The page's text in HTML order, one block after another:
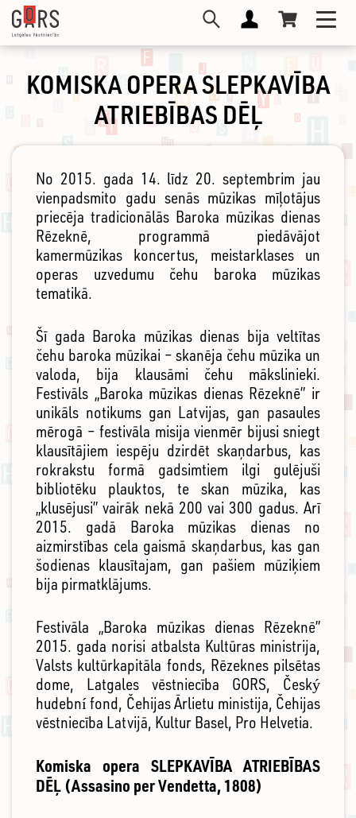
Pārlekt
galveno
saturu
KOMISKA OPERA SLEPKAVĪBA
ATRIEBĪBAS DĒĻ
No 2015. gada 14. līdz 20. septembrim jau
vienpadsmito gadu senās mūzikas mīļotājus
priecēja tradicionālās Baroka mūzikas dienas
Rēzeknē, programmā piedāvājot
kamermūzikas koncertus, meistarklases un
operas uzvedumu čehu baroka mūzikas
tematikā.
Šī gada Baroka mūzikas dienas bija veltītas
čehu baroka mūzikai – skanēja čehu mūzika un
valoda, bija klausāmi čehu mākslinieki.
Festivāls „Baroka mūzikas dienas Rēzeknē” ir
unikāls notikums gan Latvijas, gan pasaules
mērogā – festivāla misija vienmēr bijusi sniegt
klausītājiem iespēju dzirdēt skaņdarbus, kas
rokrakstu formā gadsimtiem ilgi gulējuši
bibliotēku plauktos, te skan mūzika, kas
„klusējusi” vairāk nekā 200 vai 300 gadus. Arī
2015. gadā Baroka mūzikas dienas no
aizmirstības cela gaismā skaņdarbus, kas gan
šodienas klausītajam, gan pašiem mūziķiem
bija pirmatklājums.
Festivāla „Baroka mūzikas dienas Rēzeknē”
2015. gada norisi atbalsta Kultūras ministrija,
Valsts kultūrkapitāla fonds, Rēzeknes pilsētas
dome, Latgales vēstniecība GORS, Český
hudební fond, Čehijas Ārlietu ministija, Čehijas
vēstniecība Latvijā, Kultur Basel, Pro Helvetia.
Komiska opera SLEPKAVĪBA ATRIEBĪBAS
DĒĻ (Assasino per Vendetta, 1808)